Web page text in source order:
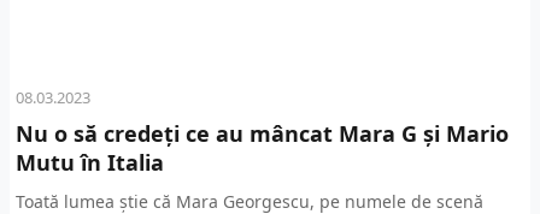
08.03.2023
Nu o să credeți ce au mâncat Mara G și Mario
Mutu în Italia
Toată lumea știe că Mara Georgescu, pe numele de scenă